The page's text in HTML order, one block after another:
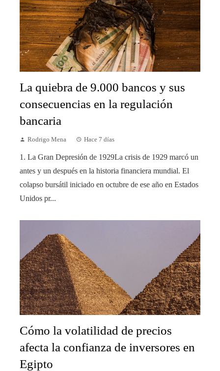
La quiebra de 9.000 bancos y sus
consecuencias en la regulación
bancaria
Rodrigo Mena Hace 7 días
1. La Gran Depresión de 1929La crisis de 1929 marcó un
antes y un después en la historia financiera mundial. El
colapso bursátil iniciado en octubre de ese año en Estados
Unidos pr...
Cómo la volatilidad de precios
afecta la confianza de inversores en
Egipto